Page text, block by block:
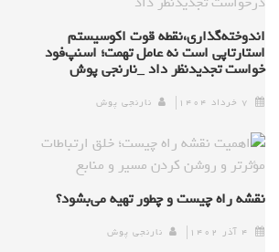
اندوخته‌گذاری،نقطه قوت اکوسیستم
استارتاپی است نه عامل تهمت؛ اسنپ‌فود
خواست تجدیدنظر داد _نارنجی پوش
۷ خرداد ۱۴۰۴ نارنجی پوش
نقشه راه چیست و چطور تهیه می‌بشود؟
۴ آذر ۱۴۰۲ نارنجی پوش